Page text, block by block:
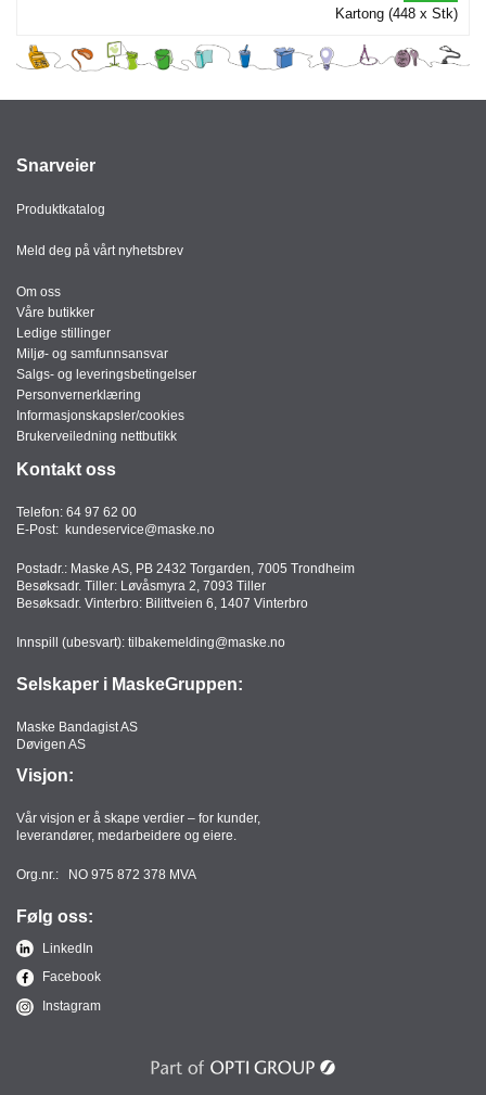
Kartong (448 x Stk)
Snarveier
Produktkatalog
Meld deg på vårt nyhetsbrev
Om oss
Våre butikker
Ledige stillinger
Miljø- og samfunnsansvar
Salgs- og leveringsbetingelser
Personvernerklæring
Informasjonskapsler/cookies
Brukerveiledning nettbutikk
Kontakt oss
Telefon: 64 97 62 00
E-Post: kundeservice@maske.no
Postadr.: Maske AS, PB 2432 Torgarden, 7005 Trondheim
Besøksadr. Tiller: Løvåsmyra 2, 7093 Tiller
Besøksadr. Vinterbro: Bilittveien 6, 1407 Vinterbro
Innspill (ubesvart): tilbakemelding@maske.no
Selskaper i MaskeGruppen:
Maske Bandagist AS
Døvigen AS
Visjon:
Vår visjon er å skape verdier – for kunder,
leverandører, medarbeidere og eiere.
Org.nr.: NO 975 872 378 MVA
Følg oss:
LinkedIn
Facebook
Instagram